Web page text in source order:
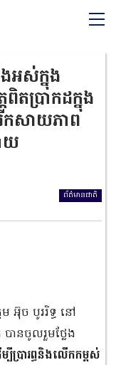
ងអស់ក្នុង
ពិតប្រាកដក្នុង
កសាយភាព
យ
ព័ត៌មានជាតិ
ម អ៊ុច បូររិទ្ធ នៅ
ានចូលរួមថ្លែង
បីប្រារព្ធនិងលើកកម្ពស់